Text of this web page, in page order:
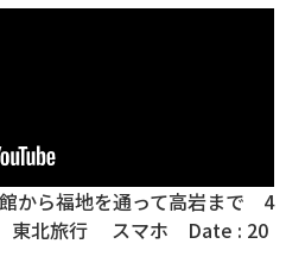
館から福地を通って高岩まで 4
北旅行 スマホ Date : 20